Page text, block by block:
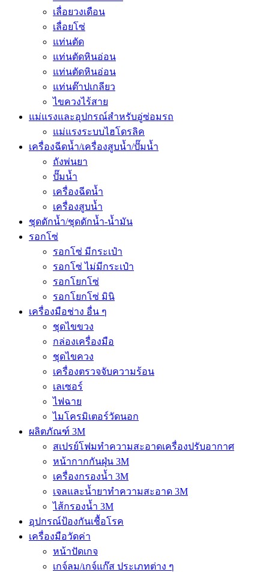
เลื่อยวงเดือน
เลื่อยโซ่
แท่นตัด
แท่นตัดหินอ่อน
แท่นตัดหินอ่อน
แท่นต๊าปเกลียว
ไขควงไร้สาย
แม่แรงและอุปกรณ์สำหรับอู่ซ่อมรถ
แม่แรงระบบไฮโดรลิค
เครื่องฉีดน้ำ/เครื่องสูบน้ำ/ปั๊มน้ำ
ถังพ่นยา
ปั๊มน้ำ
เครื่องฉีดน้ำ
เครื่องสูบน้ำ
ชุดดักน้ำ/ชุดดักน้ำ-น้ำมัน
รอกโซ่
รอกโซ่ มีกระเป๋า
รอกโซ่ ไม่มีกระเป๋า
รอกโยกโซ่
รอกโยกโซ่ มินิ
เครื่องมือช่าง อื่น ๆ
ชุดไขขวง
กล่องเครื่องมือ
ชุดไขควง
เครื่องตรวจจับความร้อน
เลเซอร์
ไฟฉาย
ไมโครมิเตอร์วัดนอก
ผลิตภัณฑ์ 3M
สเปรย์โฟมทำความสะอาดเครื่องปรับอากาศ
หน้ากากกันฝุ่น 3M
เครื่องกรองน้ำ 3M
เจลและน้ำยาทำความสะอาด 3M
ไส้กรองน้ำ 3M
อุปกรณ์ป้องกันเชื้อโรค
เครื่องมือวัดค่า
หน้าปัดเกจ
เกจ์ลม/เกจ์แก๊ส ประเภทต่าง ๆ